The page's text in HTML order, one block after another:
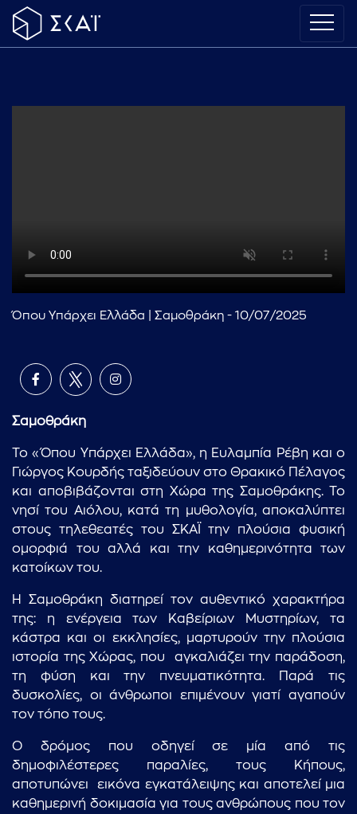
Όπου Υπάρχει Ελλάδα | Σαμοθράκη - 10/07/2025
Σαμοθράκη
Το «Όπου Υπάρχει Ελλάδα», η Ευλαμπία Ρέβη και ο
Γιώργος Κουρδής ταξιδεύουν στο Θρακικό Πέλαγος
και αποβιβάζονται στη Χώρα της Σαμοθράκης. Το
νησί του Αιόλου, κατά τη μυθολογία, αποκαλύπτει
στους τηλεθεατές του ΣΚΑΪ την πλούσια φυσική
ομορφιά του αλλά και την καθημερινότητα των
κατοίκων του.
Η Σαμοθράκη διατηρεί τον αυθεντικό χαρακτήρα
της: η ενέργεια των Καβείριων Μυστηρίων, τα
κάστρα και οι εκκλησίες, μαρτυρούν την πλούσια
ιστορία της Χώρας, που αγκαλιάζει την παράδοση,
τη φύση και την πνευματικότητα. Παρά τις
δυσκολίες, οι άνθρωποι επιμένουν γιατί αγαπούν
τον τόπο τους.
Ο δρόμος που οδηγεί σε μία από τις
δημοφιλέστερες παραλίες, τους Κήπους,
αποτυπώνει εικόνα εγκατάλειψης και αποτελεί μια
καθημερινή δοκιμασία για τους ανθρώπους που τον